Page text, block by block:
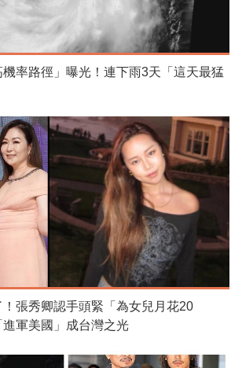
率路徑」曝光！連下雨3天「這天最猛
張秀卿認手頭緊「為女兒月花20
軍美國」成台灣之光